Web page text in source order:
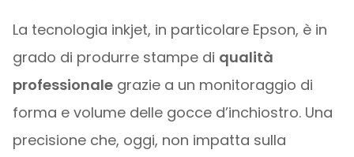
La tecnologia inkjet, in particolare Epson, è in
grado di produrre stampe di qualità
professionalegrazie a un monitoraggio di
forma e volume delle gocce d’inchiostro. Una
precisione che, oggi, non impatta sulla